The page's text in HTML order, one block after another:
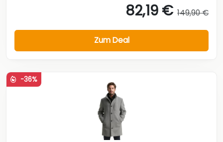
82,19 € 149,90 €
Zum Deal
-36%